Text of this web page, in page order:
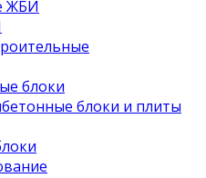
ЖБИ
блоки
блоки и плиты